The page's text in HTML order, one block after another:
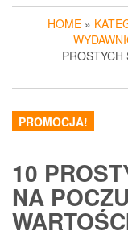
HOME »
PROMOCJA!
10
NA